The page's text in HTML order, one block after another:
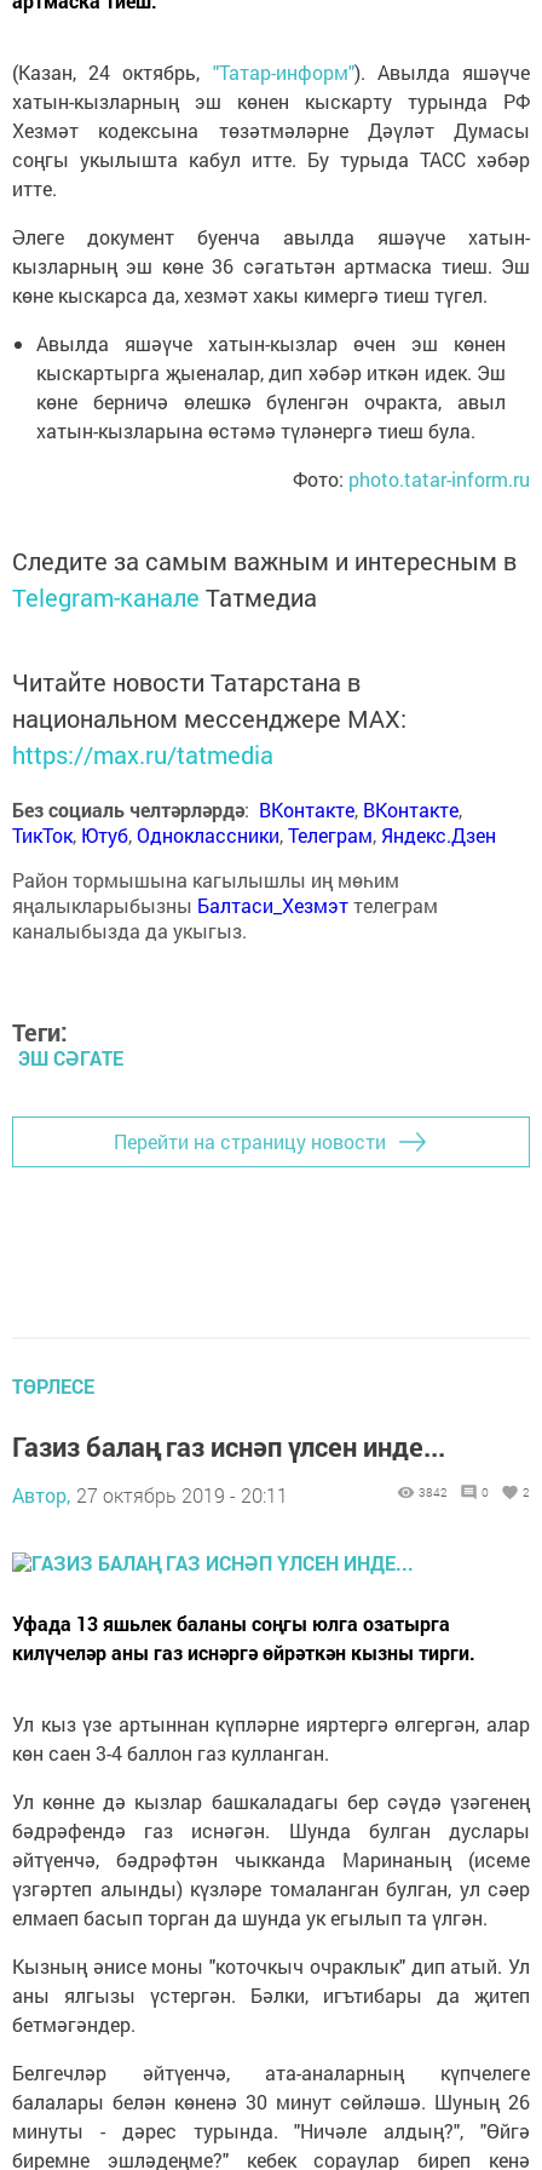
(Казан, 24 октябрь, "Татар-информ"). Авылда яшәүче
хатын-кызларның эш көнен кыскарту турында РФ
Хезмәт кодексына төзәтмәләрне Дәүләт Думасы
соңгы укылышта кабул итте. Бу турыда ТАСС хәбәр
итте.
Әлеге документ буенча авылда яшәүче хатын-
кызларның эш көне 36 сәгатьтән артмаска тиеш. Эш
көне кыскарса да, хезмәт хакы кимергә тиеш түгел.
Авылда яшәүче хатын-кызлар өчен эш көнен
кыскартырга җыеналар, дип хәбәр иткән идек. Эш
көне берничә өлешкә бүленгән очракта, авыл
хатын-кызларына өстәмә түләнергә тиеш була.
Фото: photo.tatar-inform.ru
Следите за самым важным и интересным в
Telegram-канале Татмедиа
Читайте новости Татарстана в
национальном мессенджере MАХ:
https://max.ru/tatmedia
Без социаль челтәрләрдә: ВКонтакте, ВКонтакте,
ТикТок, Ютуб,Одноклассники,Телеграм, Яндекс.Дзен
Район тормышына кагылышлы иң мөһим
яңалыкларыбызны Балтаси_Хезмэттелеграм
каналыбызда да укыгыз.
Теги:
ЭШ СӘГАТЕ
Перейти на страницу новости
ТӨРЛЕСЕ
Газиз балаң газ иснәп үлсен инде...
Автор, 27 октябрь 2019 - 20:11 3842 0 2
Уфада 13 яшьлек баланы соңгы юлга озатырга
килүчеләр аны газ иснәргә өйрәткән кызны тирги.
Ул кыз үзе артыннан күпләрне ияртергә өлгергән, алар
көн саен 3-4 баллон газ кулланган.
Ул көнне дә кызлар башкаладагы бер сәүдә үзәгенең
бәдрәфендә газ иснәгән. Шунда булган дуслары
әйтүенчә, бәдрәфтән чыкканда Маринаның (исеме
үзгәртеп алынды) күзләре томаланган булган, ул сәер
елмаеп басып торган да шунда ук егылып та үлгән.
Кызның әнисе моны "коточкыч очраклык" дип атый. Ул
аны ялгызы үстергән. Бәлки, игътибары да җитеп
бетмәгәндер.
Белгечләр әйтүенчә, ата-аналарның күпчелеге
балалары белән көненә 30 минут сөйләшә. Шуның 26
минуты - дәрес турында. "Ничәле алдың?", "Өйгә
биремне эшләдеңме?" кебек сораулар биреп кенә